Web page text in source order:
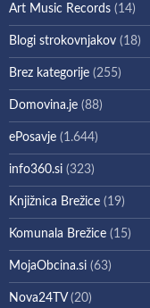
Art Music Records (14)
Blogi strokovnjakov (18)
Brez kategorije (255)
Domovina.je (88)
ePosavje (1.644)
info360.si (323)
Knjižnica Brežice (19)
Komunala Brežice (15)
MojaObcina.si (63)
Nova24TV(20)